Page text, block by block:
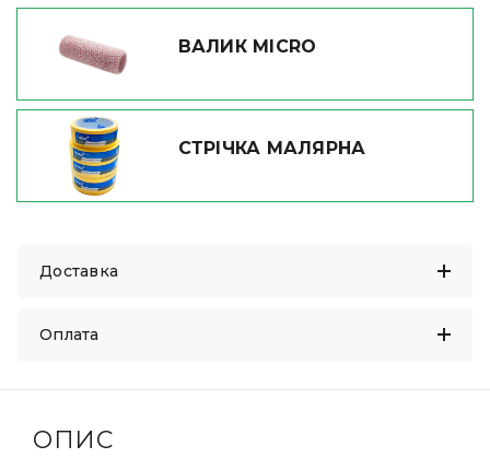
ВАЛИК MICRO
СТРІЧКА МАЛЯРНА
Доставка
Оплата
ОПИС